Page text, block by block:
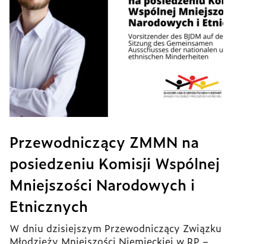
Przewodniczący ZMMN na
posiedzeniu Komisji Wspólnej
Mniejszości Narodowych i
Etnicznych
W dniu dzisiejszym Przewodniczący Związku
Młodzieży Mniejszości Niemieckiej w RP –